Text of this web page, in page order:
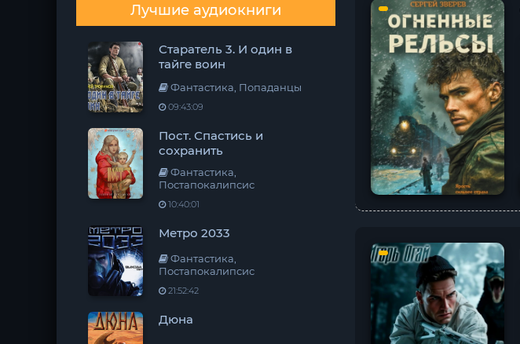
Лучшие аудиокниги
Старатель 3. И один в
тайге воин
Фантастика, Попаданцы
09:43:09
Пост. Спастись и
сохранить
Фантастика,
Постапокалипсис
10:40:01
Метро 2033
Фантастика,
Постапокалипсис
21:52:42
Дюна